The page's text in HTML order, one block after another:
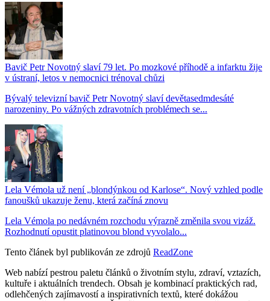
Bavič Petr Novotný slaví 79 let. Po mozkové příhodě a infarktu žije
v ústraní, letos v nemocnici trénoval chůzi
Bývalý televizní bavič Petr Novotný slaví devětasedmdesáté
narozeniny. Po vážných zdravotních problémech se...
Lela Vémola už není „blondýnkou od Karlose“. Nový vzhled podle
fanoušků ukazuje ženu, která začíná znovu
Lela Vémola po nedávném rozchodu výrazně změnila svou vizáž.
Rozhodnutí opustit platinovou blond vyvolalo...
Tento článek byl publikován ze zdrojů ReadZone
Web nabízí pestrou paletu článků o životním stylu, zdraví, vztazích,
kultuře i aktuálních trendech. Obsah je kombinací praktických rad,
odlehčených zajímavostí a inspirativních textů, které dokážou